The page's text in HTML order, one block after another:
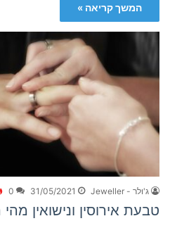
המשך קריאה »
ג'ולר - Jeweller 31/05/2021
0
טבעת אירוסין ונישואין